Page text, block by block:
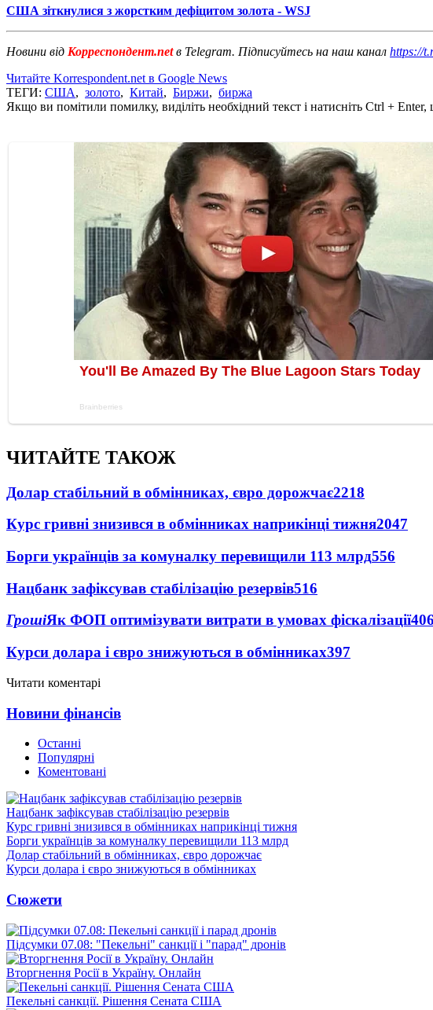
США зіткнулися з жорстким дефіцитом золота - WSJ
Новини від Корреспондент.netв Telegram. Підписуйтесь на наш канал https://
Читайте Korrespondent.net в Google News
ТЕГИ: США, золото, Китай, Биржи, биржа
Якщо ви помітили помилку, виділіть необхідний текст і натисніть Ctrl +
ЧИТАЙТЕ ТАКОЖ
Долар стабільний в обмінниках, євро дорожчає2218
Курс гривні знизився в обмінниках наприкінці тижня2047
Борги українців за комуналку перевищили 113 млрд556
Нацбанк зафіксував стабілізацію резервів516
ГрошіЯк ФОП оптимізувати витрати в умовах фіскалізації406
Курси долара і євро знижуються в обмінниках397
Читати коментарі
Новини фінансів
Останні
Популярні
Коментовані
Нацбанк зафіксував стабілізацію резервів
Курс гривні знизився в обмінниках наприкінці тижня
Борги українців за комуналку перевищили 113 млрд
Долар стабільний в обмінниках, євро дорожчає
Курси долара і євро знижуються в обмінниках
Сюжети
Підсумки 07.08: "Пекельні" санкції і "парад" дронів
Вторгнення Росії в Україну. Онлайн
Пекельні санкції. Рішення Сената США